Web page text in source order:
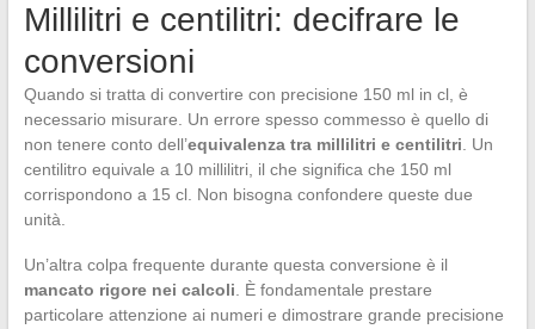
Millilitri e centilitri: decifrare le
conversioni
Quando si tratta di convertire con precisione 150 ml in cl, è
necessario misurare. Un errore spesso commesso è quello di
non tenere conto dell’equivalenza tra millilitri e centilitri. Un
centilitro equivale a 10 millilitri, il che significa che 150 ml
corrispondono a 15 cl. Non bisogna confondere queste due
unità.
Un’altra colpa frequente durante questa conversione è il
mancato rigore nei calcoli. È fondamentale prestare
particolare attenzione ai numeri e dimostrare grande precisione